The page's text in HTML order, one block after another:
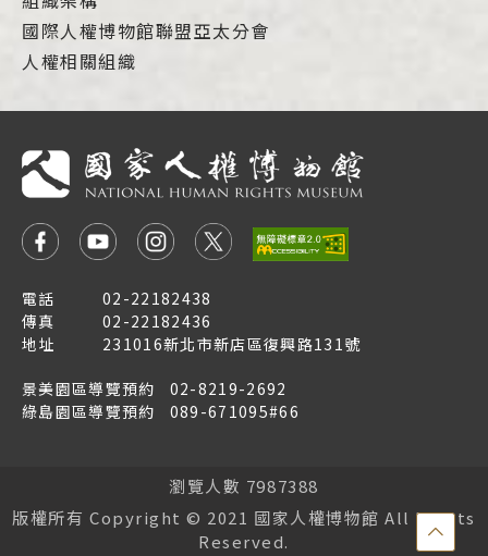
點
國際人權博物館聯盟亞太分會
人權相關組織
電話
02-22182438
傳真
02-22182436
地址
231016新北市新店區復興路131號
景美園區導覽預約
02-8219-2692
綠島園區導覽預約
089-671095#66
瀏覽人數 7987388
版權所有 Copyright © 2021 國家人權博物館 All Rights
Reserved.